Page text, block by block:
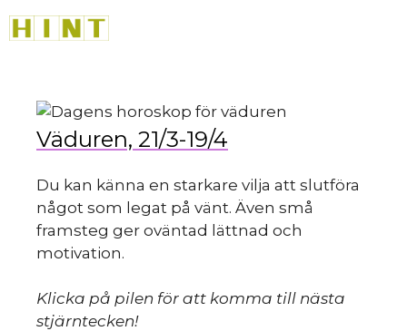
till
Väduren, 21/3-19/4
Du kan känna en starkare vilja att slutföra
något som legat på vänt. Även små
framsteg ger oväntad lättnad och
motivation.
Klicka på pilen för att komma till nästa
stjärntecken!